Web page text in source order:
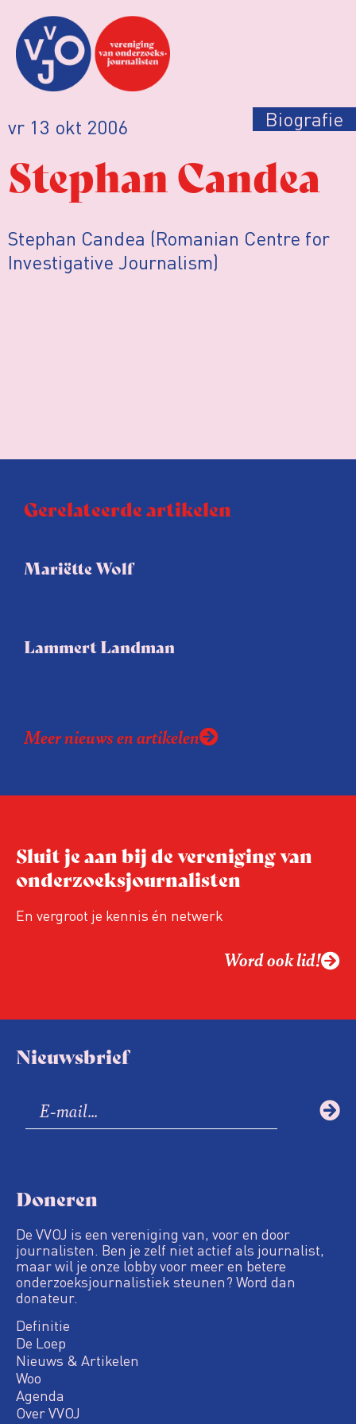
vr 13 okt 2006 Biografie
Stephan Candea
Stephan Candea (Romanian Centre for
Investigative Journalism)
Gerelateerde artikelen
Mariëtte Wolf
Lammert Landman
Meer nieuws en artikelen
Sluit je aan bij de vereniging van
onderzoeksjournalisten
En vergroot je kennis én netwerk
Word ook lid!
Nieuwsbrief
Doneren
De VVOJ is een vereniging van, voor en door
journalisten. Ben je zelf niet actief als journalist,
maar wil je onze lobby voor meer en betere
onderzoeksjournalistiek steunen? Word dan
donateur.
Definitie
De Loep
Nieuws & Artikelen
Woo
Agenda
Over VVOJ